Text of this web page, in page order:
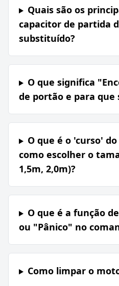
Quais são os
capacitor de partida
substituído?
O que significa
de portão e para que
O que é o 'curso'
como escolher o
1,5m, 2,0m)?
O que é a função
ou "Pânico" no
Como limpar o